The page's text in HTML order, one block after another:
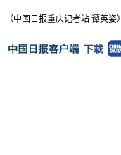
（中国日报重庆记者站 谭英姿）